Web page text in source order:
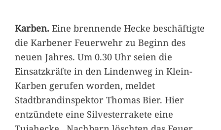
Karben.Eine brennende Hecke beschäftigte
die Karbener Feuerwehr zu Beginn des
neuen Jahres. Um 0.30 Uhr seien die
Einsatzkräfte in den Lindenweg in Klein-
Karben gerufen worden, meldet
Stadtbrandinspektor Thomas Bier. Hier
entzündete eine Silvesterrakete eine